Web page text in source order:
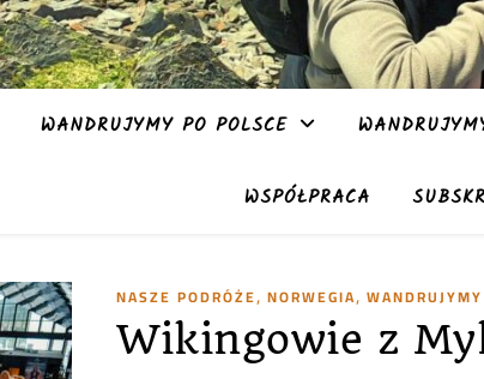
WANDRUJYMY PO POLSCE
WSPÓŁPRACA
NASZE PODRÓŻE, NORWEGIA,
Wikingowie z